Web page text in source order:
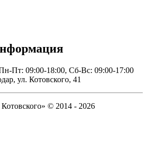
Пт: 09:00-18:00, Сб-Вс: 09:00-17:00
ул. Котовского, 41
© 2014 - 2026